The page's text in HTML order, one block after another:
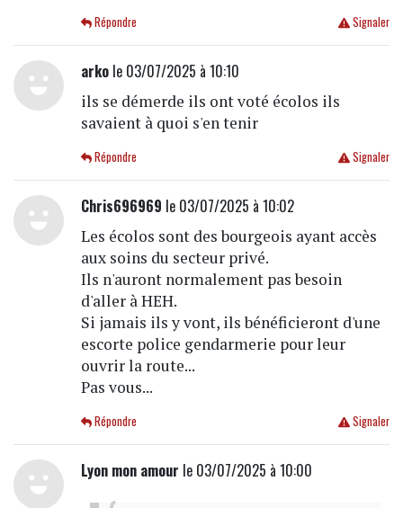
Signaler
Répondre
arkole 03/07/2025 à 10:10
ils se démerde ils ont voté écolos ils
savaient à quoi s'en tenir
Signaler
Répondre
Chris696969 le 03/07/2025 à 10:02
Les écolos sont des bourgeois ayant accès
aux soins du secteur privé.
Ils n'auront normalement pas besoin
d'aller à HEH.
Si jamais ils y vont, ils bénéficieront d'une
escorte police gendarmerie pour leur
ouvrir la route...
Pas vous...
Signaler
Répondre
Lyon mon amour le 03/07/2025 à 10:00